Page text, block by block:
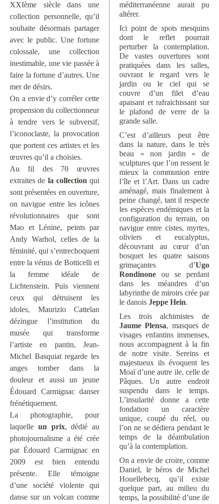
XXIème siècle dans une
collection personnelle, qu’il
souhaite désormais partager
avec le public. Une fortune
colossale, une collection
inestimable, une vie passée à
faire la fortune d’autres. Une
mer de désirs.
On a envie d’y corréler cette
propension du collectionneur
à tendre vers le subversif,
l’iconoclaste, la provocation
que portent ces artistes et les
œuvres qu’il a choisies.
Au fil des 70 œuvres
extraites de la collection qui
sont présentées en ouverture,
on navigue entre les icônes
révolutionnaires que sont
Mao et Lénine, peints par
Andy Warhol, celles de la
féminité, qui s’entrechoquent
entre la vénus de Botticelli et
la femme idéale de
Lichtenstein. Puis viennent
ceux qui détruisent les
idoles, Maurizio Cattelan
dézingue l’institution du
musée qui transforme
l’artiste en pantin, Jean-
Michel Basquiat regarde les
anges tomber dans la
douleur et aussi un jeune
Édouard Carmignac danser
frénétiquement.
La photographie, pour
laquelle un prix, dédié au
photojournalisme a été crée
par Édouard Carmignac en
2009 est bien entendu
présente. Elle témoigne
d’une société violente qui
danse sur un volcan comme
méditerranéenne aurait pu
altérer.
Ici point de spots mesquins
dont le reflet pourrait
perturber la contemplation.
De vastes ouvertures sont
pratiquées dans les salles,
ouvrant le regard vers le
jardin ou le ciel qui se
couvre d’un filet d’eau
apaisant et rafraichissant sur
le plafond de verre de la
grande salle.
C’est d’ailleurs peut être
dans la nature, dans le très
beau « non jardin » de
sculptures que l’on ressent le
mieux la communion entre
l’île et l’Art. Dans un cadre
aménagé, mais finalement à
peine changé, tant il respecte
les espèces endémiques et la
configuration du terrain, on
navigue entre cistes, myrtes,
oliviers et eucalyptus,
découvrant au cœur d’un
bosquet les quatre saisons
grimaçantes d’Ugo
Rondinone ou se perdant
dans les méandres d’un
labyrinthe de miroirs crée par
le danois Jeppe Hein.
Les trois alchimistes de
Jaume Plensa, masques de
visages enfantins immenses,
nous accompagnent à la fin
de notre visite. Sereins et
majestueux ils évoquent les
Moaï d’une autre ile, celle de
Pâques. Un autre endroit
suspendu dans le temps.
L’insularité donne a cette
fondation un caractère
unique, coupé du réel, ou
l’on ne se dédiera pendant le
temps de la déambulation
qu’à la contemplation.
On a envie de croire, comme
Daniel, le héros de Michel
Houellebecq, qu’il existe
quelque part, au milieu du
temps, la possibilité d’une ile